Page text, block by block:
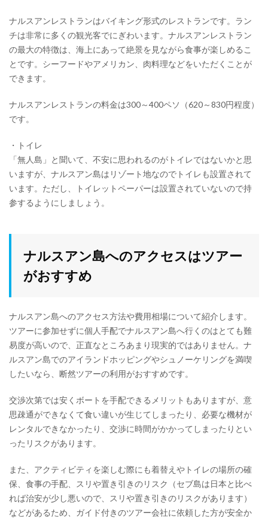
ナルスアンレストランはバイキング形式のレストランです。ラン
チは非常に多くの観光客でにぎわいます。ナルスアンレストラン
の最大の特徴は、海上にあって絶景を見ながら食事が楽しめるこ
とです。シーフードやアメリカン、肉料理などをいただくことが
できます。
ナルスアンレストランの料金は300～400ペソ（620～830円程度）
です。
・トイレ
「無人島」と聞いて、不安に思われるのがトイレではないかと思
いますが、ナルスアン島はリゾート地なのでトイレも設置されて
います。ただし、トイレットペーパーは設置されていないので持
参するようにしましょう。
ナルスアン島へのアクセスはツアー
がおすすめ
ナルスアン島へのアクセス方法や費用相場について紹介します。
ツアーに参加せずに個人手配でナルスアン島へ行くのはとても難
易度が高いので、正直なところあまり現実的ではありません。ナ
ルスアン島でのアイランドホッピングやシュノーケリングを満喫
したいなら、断然ツアーの利用がおすすめです。
交渉次第では安くボートを手配できるメリットもありますが、意
思疎通ができなくて食い違いが生じてしまったり、必要な機材が
レンタルできなかったり、交渉に時間がかかってしまったりとい
ったリスクがあります。
また、アクティビティを楽しむ際にも着替えやトイレの場所の確
保、食事の手配、スリや置き引きのリスク（セブ島は日本と比べ
れば治安が少し悪いので、スリや置き引きのリスクがあります）
などがあるため、ガイド付きのツアー会社に依頼した方が安全か